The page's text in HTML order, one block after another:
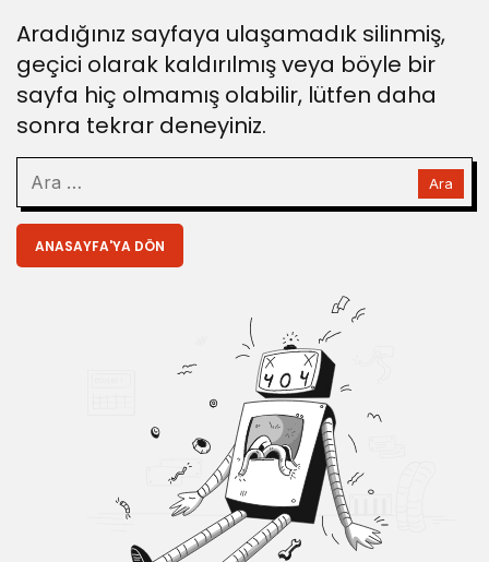
Aradığınız sayfaya ulaşamadık silinmiş,
geçici olarak kaldırılmış veya böyle bir
sayfa hiç olmamış olabilir, lütfen daha
sonra tekrar deneyiniz.
ANASAYFA'YA DÖN